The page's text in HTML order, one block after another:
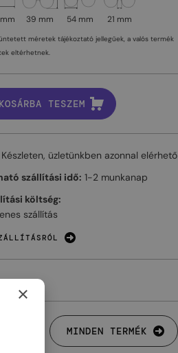
39 mm 54 mm 21 mm
méretek tájékoztató jellegűek, a valós termék
eltérhetnek.
KOSÁRBA TESZEM
Készleten, üzletünkben azonnal elérhető
szállítási idő: 1-2 munkanap
költség:
szállítás
MINDEN TERMÉK
×